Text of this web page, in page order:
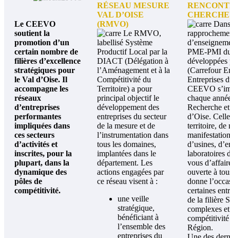
Le CEEVO
soutient la
promotion d’un
certain nombre de
filières d’excellence
stratégiques pour
le Val d’Oise. Il
accompagne les
réseaux
d’entreprises
performantes
impliquées dans
ces secteurs
d’activités et
inscrites, pour la
plupart, dans la
dynamique des
pôles de
compétitivité.
RÉSEAU MESURE
VAL D’OISE
(RMVO)
Le RMVO,
labellisé Système
Productif Local par la
DIACT (Délégation à
l’Aménagement et à la
Compétitivité du
Territoire) a pour
principal objectif le
développement des
entreprises du secteur
de la mesure et de
l’instrumentation dans
tous les domaines,
implantées dans le
département. Les
actions engagées par
ce réseau visent à :
une veille
stratégique,
bénéficiant à
l’ensemble des
entreprises du
PME-PMI
(Carrefour
Entreprises
CEEVO
chaque
Recherche
d’Oise.
territoire, de
d’usines,
laboratoires
vous
ouverte à
donne
certaines
de la filière
complexes
Région.